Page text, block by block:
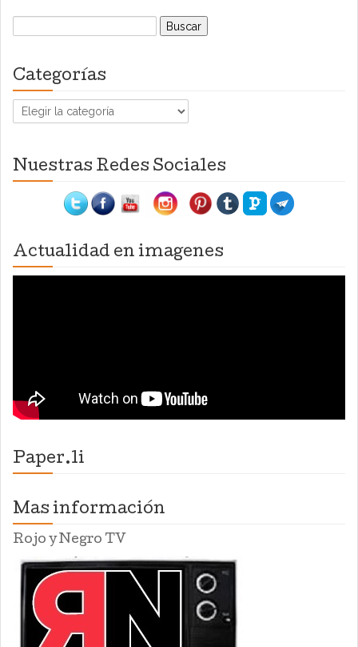
Buscar:
Categorías
Categorías
Nuestras Redes Sociales
Actualidad en imagenes
Paper.li
Mas información
Rojo y Negro TV